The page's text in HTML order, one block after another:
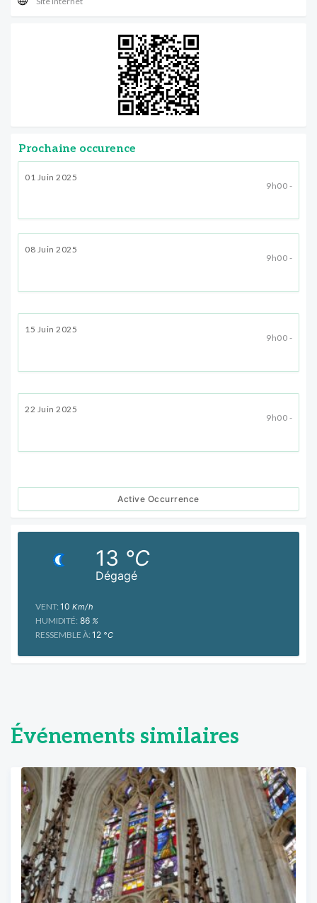
Prochaine occurence
01 Juin 2025
9h00 -
08 Juin 2025
9h00 -
15 Juin 2025
9h00 -
22 Juin 2025
9h00 -
Active Occurrence
Dégagé
13 °C
VENT: 10 Km/h
HUMIDITÉ: 86 %
RESSEMBLE À: 12 °C
Événements similaires